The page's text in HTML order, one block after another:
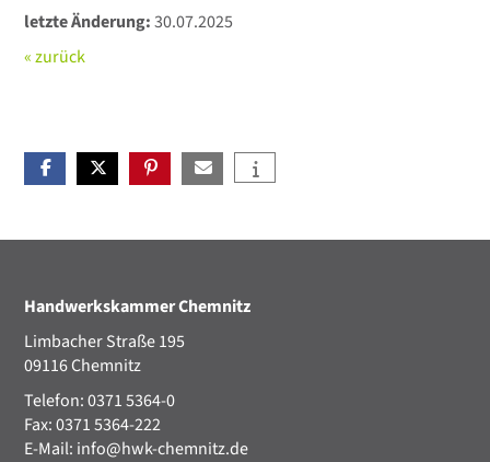
letzte Änderung:30.07.2025
« zurück
Handwerkskammer Chemnitz
Limbacher Straße 195
09116 Chemnitz
Telefon: 0371 5364-0
Fax: 0371 5364-222
E-Mail: info@hwk-chemnitz.de